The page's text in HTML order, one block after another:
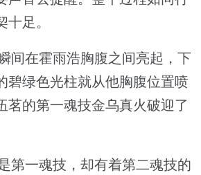
足。
间在霍雨浩胸腹之间亮起，下
碧绿色光柱就从他胸腹位置喷
茗的第一魂技金乌真火破迎了
第一魂技，却有着第二魂技的